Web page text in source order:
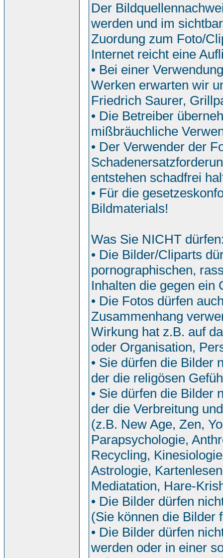
Der
werden und im
Zuordung zum Foto/
Internet reicht eine
• Bei einer
Werken erwarten wir
Friedrich Saurer,
• Die Betreiber
mißbräuchliche
• Der Verwender der
entstehen schadfrei
• Für die
Bildmaterials!
Was Sie NICHT
• Die Bilder/Cliparts
pornographischen,
Inhalten die gegen ein
• Die Fotos dürfen
Zusammenhang
Wirkung hat z.B. auf
oder Organisation,
• Sie dürfen die Bilder
der die religösen
• Sie dürfen die Bilder
der die Verbreitung
(z.B. New Age, Zen,
Parapsychologie,
Recycling,
Astrologie,
Mediatation, Hare-
• Die Bilder dürfen
(Sie können die Bilder
• Die Bilder dürfen
werden oder in einer